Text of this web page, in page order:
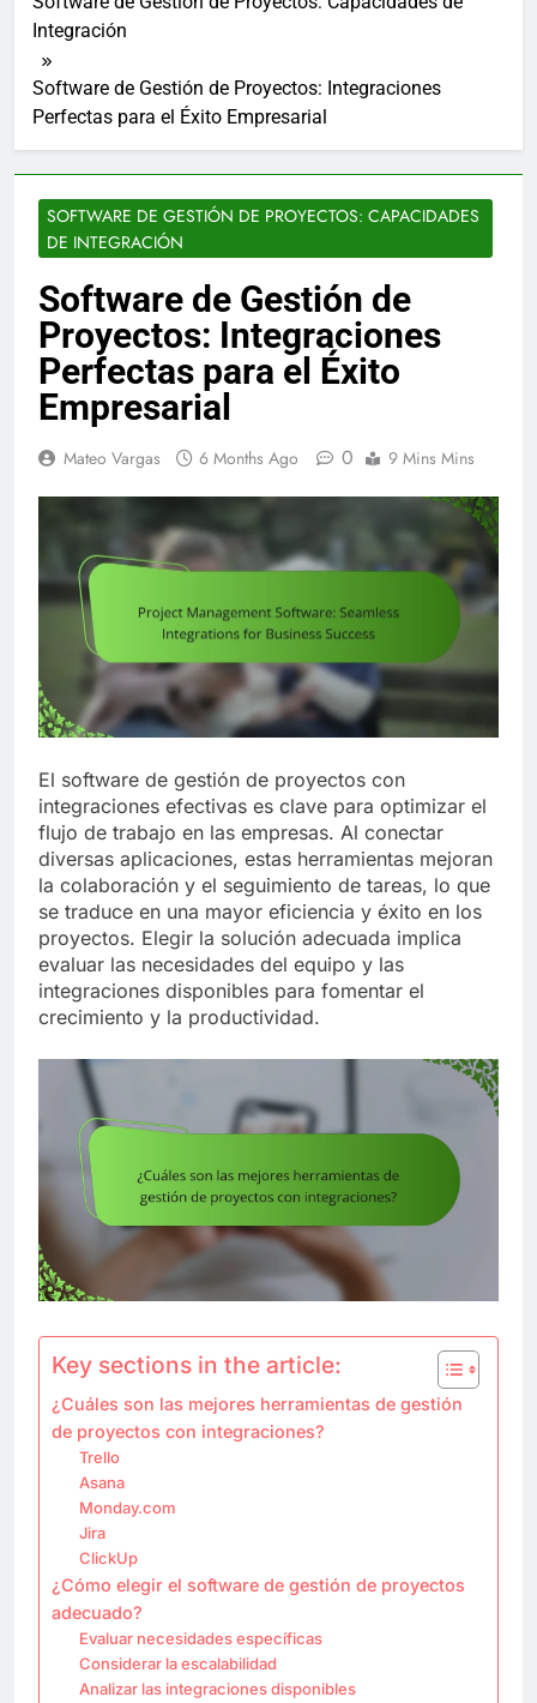
Integración
Software de Gestión de Proyectos: Integraciones
Perfectas para el Éxito Empresarial
SOFTWARE DE GESTIÓN DE PROYECTOS: CAPACIDADES
DE INTEGRACIÓN
Software de Gestión de
Proyectos: Integraciones
Perfectas para el Éxito
Empresarial
Mateo Vargas 6 Months Ago 0 9 Mins Mins
El software de gestión de proyectos con
integraciones efectivas es clave para optimizar el
flujo de trabajo en las empresas. Al conectar
diversas aplicaciones, estas herramientas mejoran
la colaboración y el seguimiento de tareas, lo que
se traduce en una mayor eficiencia y éxito en los
proyectos. Elegir la solución adecuada implica
evaluar las necesidades del equipo y las
integraciones disponibles para fomentar el
crecimiento y la productividad.
Key sections in the article:
¿Cuáles son las mejores herramientas de gestión
de proyectos con integraciones?
Trello
Asana
Monday.com
Jira
ClickUp
¿Cómo elegir el software de gestión de proyectos
adecuado?
Evaluar necesidades específicas
Considerar la escalabilidad
Analizar las integraciones disponibles